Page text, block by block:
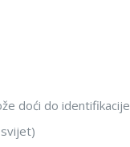
doći do identifikacije